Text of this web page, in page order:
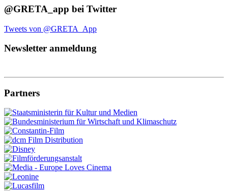
@GRETA_app bei Twitter
Tweets von @GRETA_App
Newsletter anmeldung
Partners